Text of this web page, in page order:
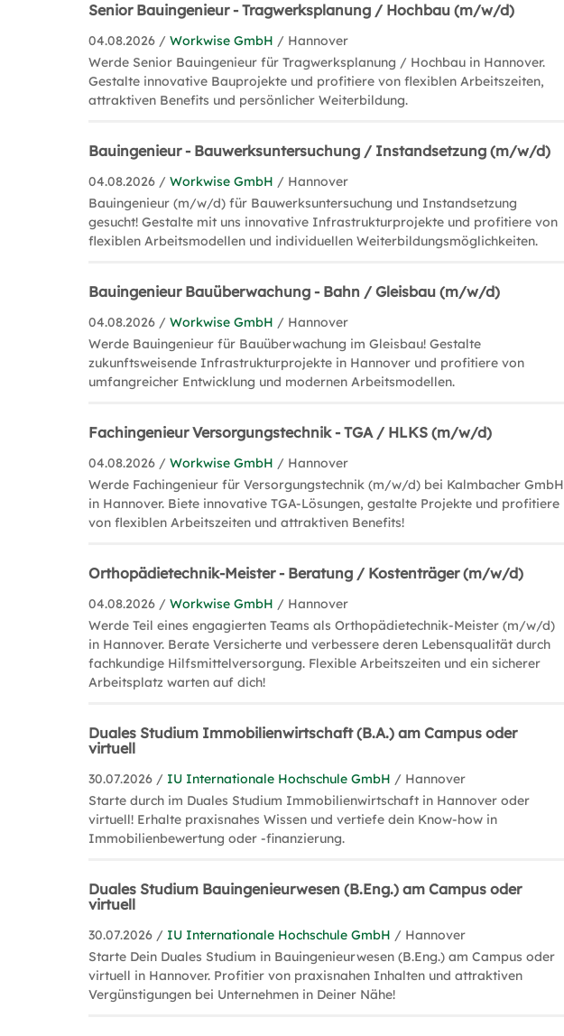
Senior Bauingenieur - Tragwerksplanung / Hochbau (m/w/d)
04.08.2026 /Workwise GmbH / Hannover
Werde Senior Bauingenieur für Tragwerksplanung / Hochbau in Hannover.
Gestalte innovative Bauprojekte und profitiere von flexiblen Arbeitszeiten,
attraktiven Benefits und persönlicher Weiterbildung.
Bauingenieur - Bauwerksuntersuchung / Instandsetzung (m/w/d)
04.08.2026 /Workwise GmbH / Hannover
Bauingenieur (m/w/d) für Bauwerksuntersuchung und Instandsetzung
gesucht! Gestalte mit uns innovative Infrastrukturprojekte und profitiere von
flexiblen Arbeitsmodellen und individuellen Weiterbildungsmöglichkeiten.
Bauingenieur Bauüberwachung - Bahn / Gleisbau (m/w/d)
04.08.2026 /Workwise GmbH / Hannover
Werde Bauingenieur für Bauüberwachung im Gleisbau! Gestalte
zukunftsweisende Infrastrukturprojekte in Hannover und profitiere von
umfangreicher Entwicklung und modernen Arbeitsmodellen.
Fachingenieur Versorgungstechnik - TGA / HLKS (m/w/d)
04.08.2026 /Workwise GmbH / Hannover
Werde Fachingenieur für Versorgungstechnik (m/w/d) bei Kalmbacher GmbH
in Hannover. Biete innovative TGA-Lösungen, gestalte Projekte und profitiere
von flexiblen Arbeitszeiten und attraktiven Benefits!
Orthopädietechnik-Meister - Beratung / Kostenträger (m/w/d)
04.08.2026 /Workwise GmbH / Hannover
Werde Teil eines engagierten Teams als Orthopädietechnik-Meister (m/w/d)
in Hannover. Berate Versicherte und verbessere deren Lebensqualität durch
fachkundige Hilfsmittelversorgung. Flexible Arbeitszeiten und ein sicherer
Arbeitsplatz warten auf dich!
Duales Studium Immobilienwirtschaft (B.A.) am Campus oder
virtuell
30.07.2026 / IU Internationale Hochschule GmbH / Hannover
Starte durch im Duales Studium Immobilienwirtschaft in Hannover oder
virtuell! Erhalte praxisnahes Wissen und vertiefe dein Know-how in
Immobilienbewertung oder -finanzierung.
Duales Studium Bauingenieurwesen (B.Eng.) am Campus oder
virtuell
30.07.2026 / IU Internationale Hochschule GmbH / Hannover
Starte Dein Duales Studium in Bauingenieurwesen (B.Eng.) am Campus oder
virtuell in Hannover. Profitier von praxisnahen Inhalten und attraktiven
Vergünstigungen bei Unternehmen in Deiner Nähe!